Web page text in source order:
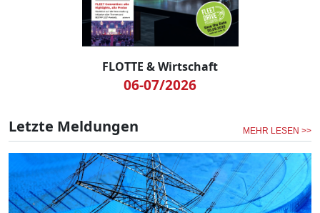
FLOTTE & Wirtschaft
06-07/2026
Letzte Meldungen MEHR LESEN >>